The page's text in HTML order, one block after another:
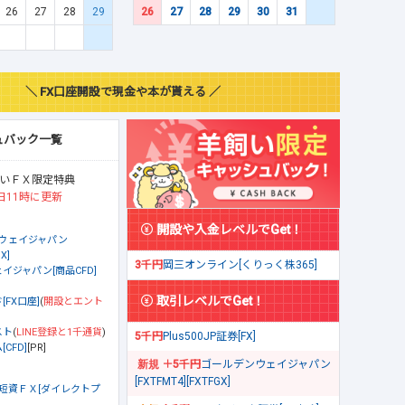
26 27 28 29 26 27 28 29 30 31
＼ FX口座開設で現金や本が貰える ／
バック一覧
ＦＸ限定特典
11時に更新
ェイジャパン
ジャパン[商品CFD]
口座] (開設とエント
ト(LINE登録と1千通貨)
[PR]
資ＦＸ[ダイレクトプ
開設や入金レベルでGet！
3千円岡三オンライン[くりっく株365]
取引レベルでGet！
5千円Plus500JP証券[FX]
＋5千円ゴールデンウェイジャパン
[FXTFMT4][FXTFGX]